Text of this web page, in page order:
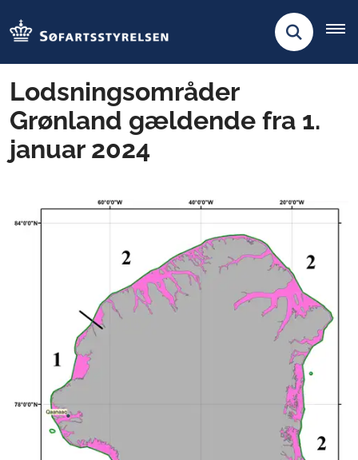
Lodsningsområder
Grønland gældende fra 1.
januar 2024